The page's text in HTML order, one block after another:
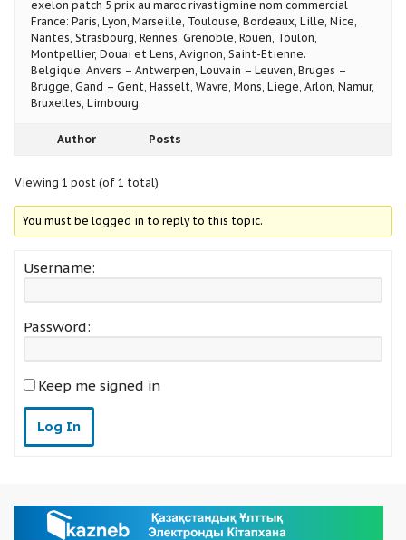
exelon patch 5 prix au maroc rivastigmine nom commercial
France: Paris, Lyon, Marseille, Toulouse, Bordeaux, Lille, Nice,
Nantes, Strasbourg, Rennes, Grenoble, Rouen, Toulon,
Montpellier, Douai et Lens, Avignon, Saint-Etienne.
Belgique: Anvers – Antwerpen, Louvain – Leuven, Bruges –
Brugge, Gand – Gent, Hasselt, Wavre, Mons, Liege, Arlon, Namur,
Bruxelles, Limbourg.
Author Posts
Viewing 1 post (of 1 total)
You must be logged in to reply to this topic.
Username:
Password:
Keep me signed in
Log In